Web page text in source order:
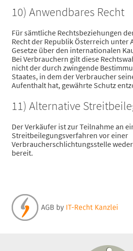
10) Anwendbares Recht
Für sämtliche Rechtsbeziehungen
Recht der Republik Österreich unter
Gesetze über den internationalen
Bei Verbrauchern gilt diese
nicht der durch zwingende
Staates, in dem der Verbraucher
Aufenthalt hat, gewährte Schutz
11) Alternative
Der Verkäufer ist zur Teilnahme an
Streitbeilegungsverfahren vor einer
Verbraucherschlichtungsstelle
bereit.